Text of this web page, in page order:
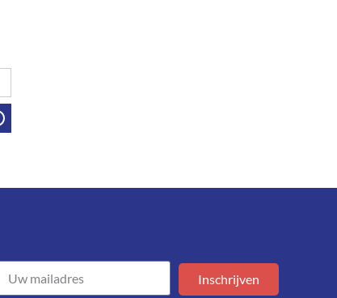
Inschrijven